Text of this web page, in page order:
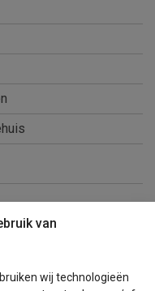
van
wij technologieën